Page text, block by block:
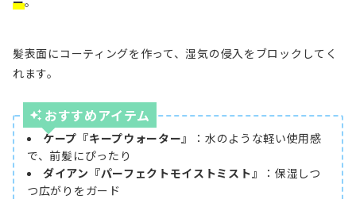
髪表面にコーティングを作って、湿気の侵入をブロックしてく
れます。
おすすめアイテム
ケープ『キープウォーター』
：水のような軽い使用感
で、前髪にぴったり
ダイアン『パーフェクトモイストミスト』
：保湿しつ
つ広がりをガード